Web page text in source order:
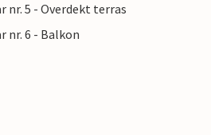
nr. 5 - Overdekt terras
nr. 6 - Balkon